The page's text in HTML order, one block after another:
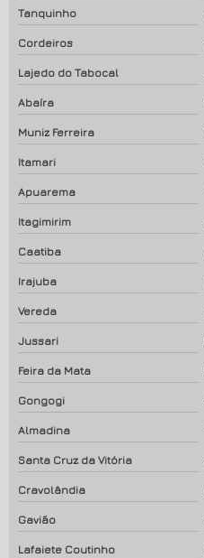
Tanquinho
Cordeiros
Lajedo do Tabocal
Abaíra
Muniz Ferreira
Itamari
Apuarema
Itagimirim
Caatiba
Irajuba
Vereda
Jussari
Feira da Mata
Gongogi
Almadina
Santa Cruz da Vitória
Cravolândia
Gavião
Lafaiete Coutinho